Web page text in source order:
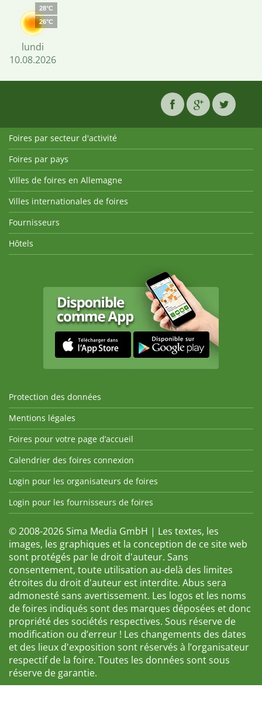
28°C
26°C
lundi
10.08.2026
Foires par secteur d'activité
Foires par pays
Villes de foires en Allemagne
Villes internationales de foires
Fournisseurs
Hôtels
Protection des données
Mentions légales
Foires pour votre page d’accueil
Calendrier des foires connexion
Login pour les organisateurs de foires
Login pour les fournisseurs de foires
© 2008-2026 Sima Media GmbH | Les textes, les
images, les graphiques et la conception de ce site web
sont protégés par le droit d'auteur. Sans
consentement, toute utilisation au-delà des limites
étroites du droit d'auteur est interdite. Abus sera
admonesté sans avertissement. Les logos et les noms
de foires indiqués sont des marques déposées et donc
propriété des sociétés respectives. Sous réserve de
modification ou d’erreur ! Les changements des dates
et des lieux d'exposition sont réservés à l’organisateur
respectif de la foire. Toutes les données sont sous
réserve de garantie.